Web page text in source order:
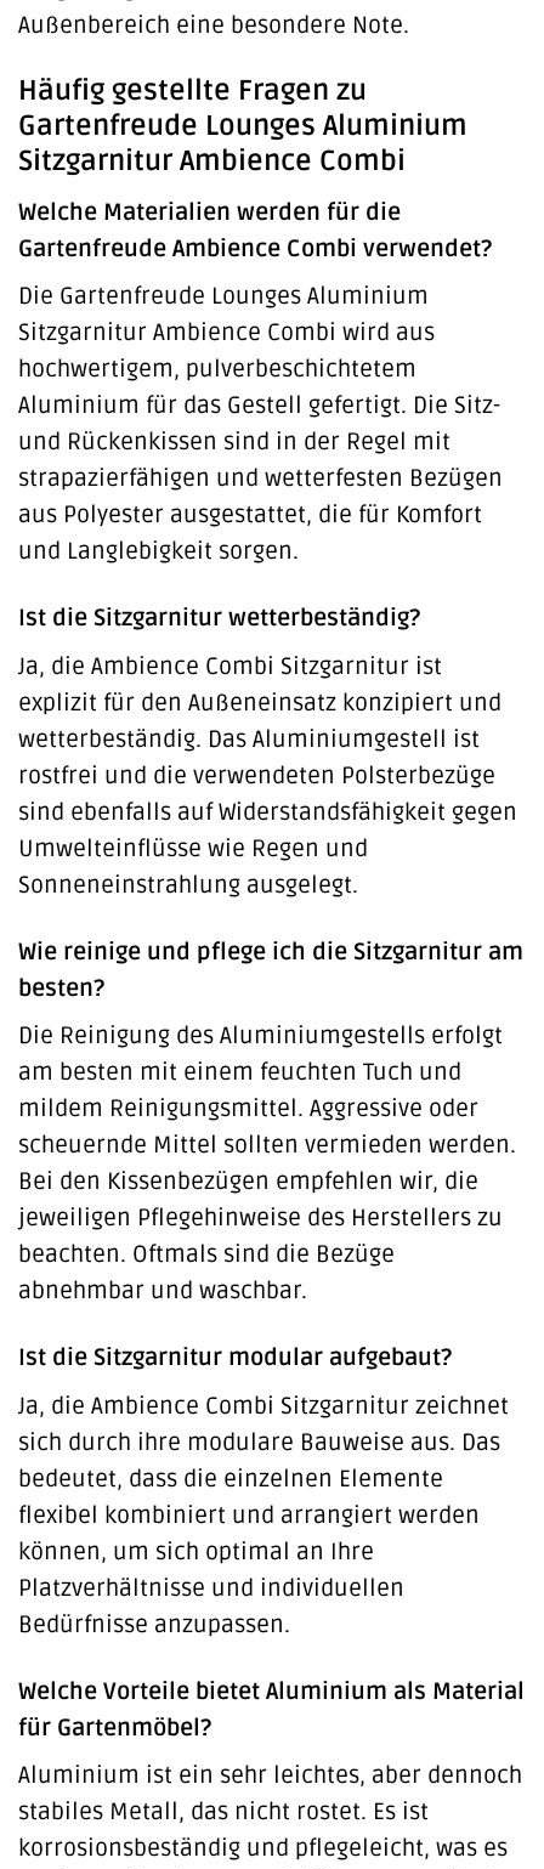
Außenbereich eine besondere Note.
Häufig gestellte Fragen zu
Gartenfreude Lounges Aluminium
Sitzgarnitur Ambience Combi
Welche Materialien werden für die
Gartenfreude Ambience Combi verwendet?
Die Gartenfreude Lounges Aluminium
Sitzgarnitur Ambience Combi wird aus
hochwertigem, pulverbeschichtetem
Aluminium für das Gestell gefertigt. Die Sitz-
und Rückenkissen sind in der Regel mit
strapazierfähigen und wetterfesten Bezügen
aus Polyester ausgestattet, die für Komfort
und Langlebigkeit sorgen.
Ist die Sitzgarnitur wetterbeständig?
Ja, die Ambience Combi Sitzgarnitur ist
explizit für den Außeneinsatz konzipiert und
wetterbeständig. Das Aluminiumgestell ist
rostfrei und die verwendeten Polsterbezüge
sind ebenfalls auf Widerstandsfähigkeit gegen
Umwelteinflüsse wie Regen und
Sonneneinstrahlung ausgelegt.
Wie reinige und pflege ich die Sitzgarnitur am
besten?
Die Reinigung des Aluminiumgestells erfolgt
am besten mit einem feuchten Tuch und
mildem Reinigungsmittel. Aggressive oder
scheuernde Mittel sollten vermieden werden.
Bei den Kissenbezügen empfehlen wir, die
jeweiligen Pflegehinweise des Herstellers zu
beachten. Oftmals sind die Bezüge
abnehmbar und waschbar.
Ist die Sitzgarnitur modular aufgebaut?
Ja, die Ambience Combi Sitzgarnitur zeichnet
sich durch ihre modulare Bauweise aus. Das
bedeutet, dass die einzelnen Elemente
flexibel kombiniert und arrangiert werden
können, um sich optimal an Ihre
Platzverhältnisse und individuellen
Bedürfnisse anzupassen.
Welche Vorteile bietet Aluminium als Material
für Gartenmöbel?
Aluminium ist ein sehr leichtes, aber dennoch
stabiles Metall, das nicht rostet. Es ist
korrosionsbeständig und pflegeleicht, was es